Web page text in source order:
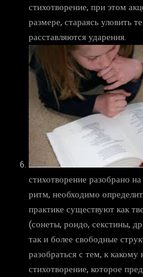
стихотворение, при этом
размере, стараясь уловить
расставляются ударения.
стихотворение разобрано
ритм, необходимо
практике существуют как
(сонеты, рондо, секстины,
так и более свободные
разобраться с тем, к
стихотворение, которое